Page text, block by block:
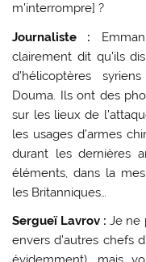
m’interrompre] ?
Journaliste :
clairement dit qu’ils
d’hélicoptères
Douma. Ils ont des
sur les lieux de
les usages d’armes
durant les dernières
éléments, dans la
les Britanniques…
Sergueï Lavrov :Je ne
envers d’autres chefs